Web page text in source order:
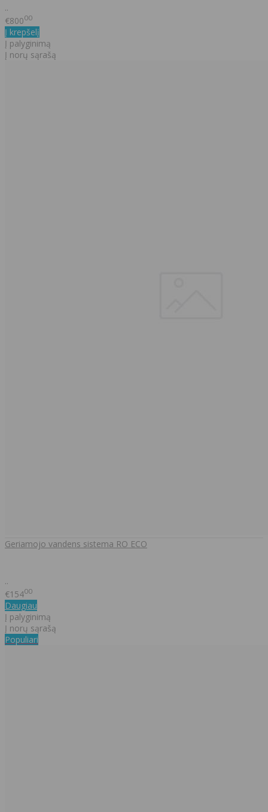
..
€80000
Į krepšelį
Į palyginimą
Į norų sąrašą
Geriamojo vandens sistema RO ECO
..
€15400
Daugiau
Į palyginimą
Į norų sąrašą
Populiari